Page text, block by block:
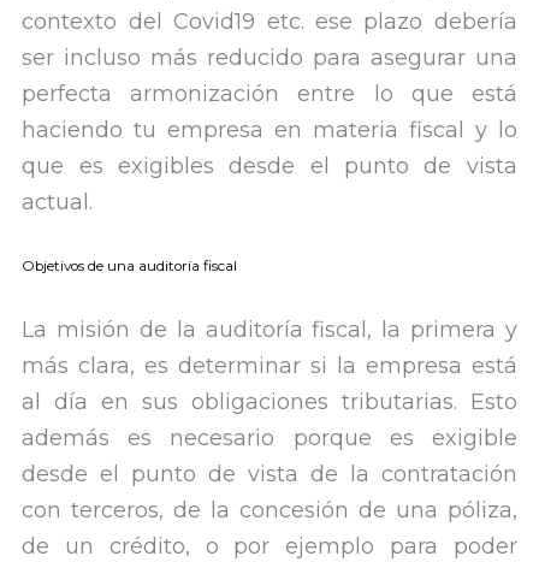
contexto del Covid19 etc. ese plazo debería
ser incluso más reducido para asegurar una
perfecta armonización entre lo que está
haciendo tu empresa en materia fiscal y lo
que es exigibles desde el punto de vista
actual.
Objetivos de una auditoría fiscal
La misión de la auditoría fiscal, la primera y
más clara, es determinar si la empresa está
al día en sus obligaciones tributarias. Esto
además es necesario porque es exigible
desde el punto de vista de la contratación
con terceros, de la concesión de una póliza,
de un crédito, o por ejemplo para poder